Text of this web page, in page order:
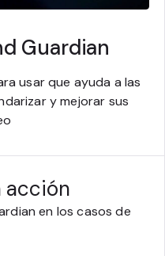
Guardian
usar que ayuda a las
y mejorar sus
acción
en los casos de